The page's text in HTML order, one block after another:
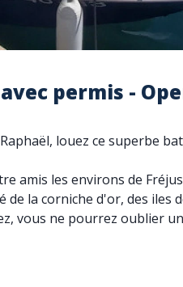
permis -
louez ce superbe
amis les environs de
de la corniche d'or, des iles
vous ne pourrez oublier